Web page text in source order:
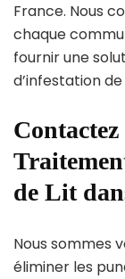
France. Nous
chaque
fournir une
d’infestation
de Lit
Nous sommes
éliminer les